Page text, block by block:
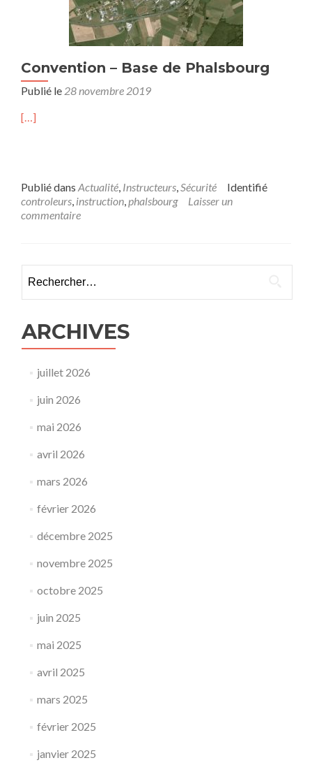
Convention – Base de Phalsbourg
Publié le 28 novembre 2019
[…]
Publié dans Actualité, Instructeurs,Sécurité
Identifié
controleurs, instruction,phalsbourg
Laisser un
commentaire
ARCHIVES
juillet 2026
juin 2026
mai 2026
avril 2026
mars 2026
février 2026
décembre 2025
novembre 2025
octobre 2025
juin 2025
mai 2025
avril 2025
mars 2025
février 2025
janvier 2025